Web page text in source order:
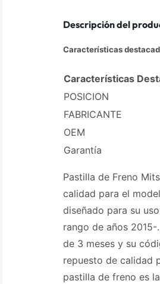
Descripción del
Características
Características
POSICION
FABRICANTE
OEM
Garantía
Pastilla de Freno
calidad para el
diseñado para su
rango de años
de 3 meses y su
repuesto de calidad
pastilla de freno es